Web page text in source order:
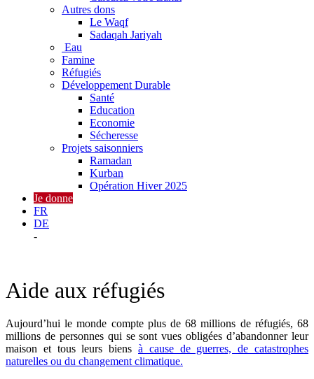
Autres dons
Le Waqf
Sadaqah Jariyah
Eau
Famine
Réfugiés
Développement Durable
Santé
Education
Economie
Sécheresse
Projets saisonniers
Ramadan
Kurban
Opération Hiver 2025
Je donne
FR
DE
-
Aide aux réfugiés
Aujourd’hui le monde compte plus de 68 millions de réfugiés, 68
millions de personnes qui se sont vues obligées d’abandonner leur
maison et tous leurs biens à cause de guerres, de catastrophes
naturelles ou du changement climatique.